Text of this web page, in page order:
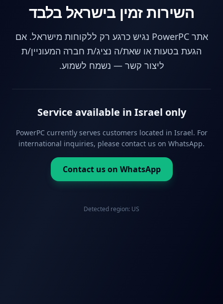
השירות זמין בישראל בלבד
אתר PowerPC נגיש כרגע רק ללקוחות מישראל. אם
הגעת בטעות או שאת/ה נציג/ת חברה המעוניין/ת
ליצור קשר — נשמח לשמוע.
Service available in Israel only
PowerPC currently serves customers located in Israel. For
international inquiries, please contact us on WhatsApp.
Contact us on WhatsApp
Detected region: US